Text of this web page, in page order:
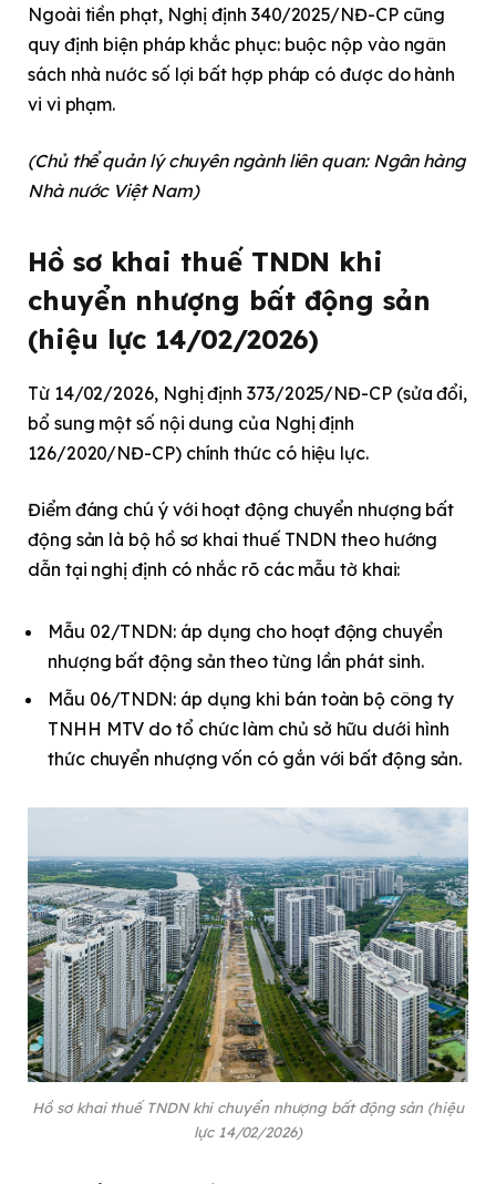
Ngoài tiền phạt, Nghị định 340/2025/NĐ-CP cũng
quy định biện pháp khắc phục: buộc nộp vào ngân
sách nhà nước số lợi bất hợp pháp có được do hành
vi vi phạm.
(Chủ thể quản lý chuyên ngành liên quan: Ngân hàng
Nhà nước Việt Nam)
Hồ sơ khai thuế TNDN khi
chuyển nhượng bất động sản
(hiệu lực 14/02/2026)
Từ 14/02/2026, Nghị định 373/2025/NĐ-CP (sửa đổi,
bổ sung một số nội dung của Nghị định
126/2020/NĐ-CP) chính thức có hiệu lực.
Điểm đáng chú ý với hoạt động chuyển nhượng bất
động sản là bộ hồ sơ khai thuế TNDN theo hướng
dẫn tại nghị định có nhắc rõ các mẫu tờ khai:
Mẫu 02/TNDN: áp dụng cho hoạt động chuyển
nhượng bất động sản theo từng lần phát sinh.
Mẫu 06/TNDN: áp dụng khi bán toàn bộ công ty
TNHH MTV do tổ chức làm chủ sở hữu dưới hình
thức chuyển nhượng vốn có gắn với bất động sản.
Hồ sơ khai thuế TNDN khi chuyển nhượng bất động sản (hiệu
lực 14/02/2026)